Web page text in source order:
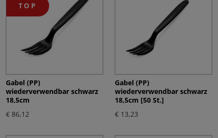
TOP
Gabel (PP)
wiederverwendbar schwarz
18,5cm
€ 86,12
Gabel (PP)
wiederverwendbar schwarz
18,5cm [50 St.]
€ 13,23